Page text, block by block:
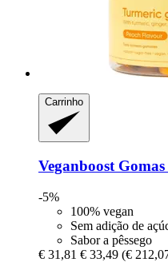
Carrinho
Veganboost
-5%
100% vegan
Sem adição de
Sabor a pêssego
€ 31,81 € 33,49 (€